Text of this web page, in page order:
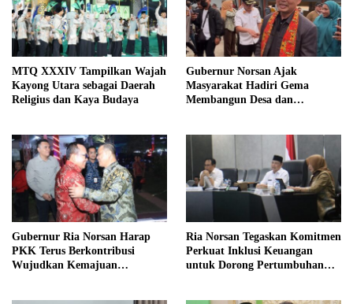
MTQ XXXIV Tampilkan Wajah
Kayong Utara sebagai Daerah
Religius dan Kaya Budaya
Gubernur Norsan Ajak
Masyarakat Hadiri Gema
Membangun Desa dan
Gubernur Ria Norsan Harap
PKK Terus Berkontribusi
Wujudkan Kemajuan
Ria Norsan Tegaskan Komitmen
Perkuat Inklusi Keuangan
untuk Dorong Pertumbuhan